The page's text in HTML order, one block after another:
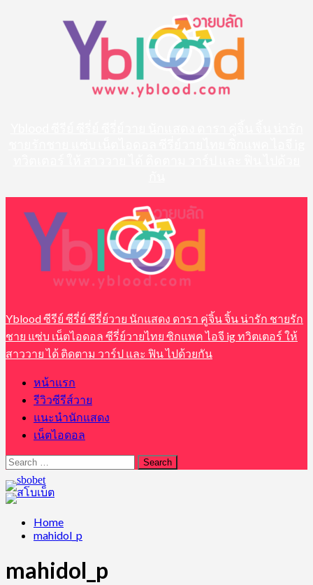
Menu
Yblood ซีรีย์ ซีรี่ย์ ซีรี่ย์วาย นักแสดง ดารา คู่จิ้น จิ้น น่ารัก ชายรัก
ชาย แซ่บ เน็ตไอดอล ซีรี่ย์วายไทย ซิกแพค ไอจี ig ทวิตเตอร์ ให้
สาววาย ได้ ติดตาม วาร์ป และ ฟิน ไปด้วยกัน
หน้าแรก
รีวิวซีรีส์วาย
แนะนำนักแสดง
เน็ตไอดอล
Search
for:
Home
mahidol_p
mahidol_p